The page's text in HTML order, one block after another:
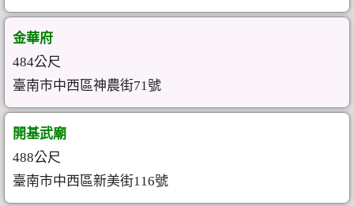
金華府
484公尺
臺南市中西區神農街71號
開基武廟
488公尺
臺南市中西區新美街116號